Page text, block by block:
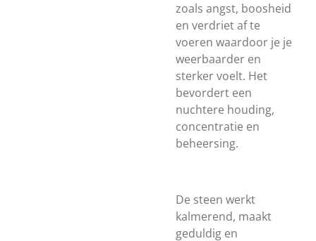
zoals angst, boosheid
en verdriet af te
voeren waardoor je je
weerbaarder en
sterker voelt. Het
bevordert een
nuchtere houding,
concentratie en
beheersing.
De steen werkt
kalmerend, maakt
geduldig en